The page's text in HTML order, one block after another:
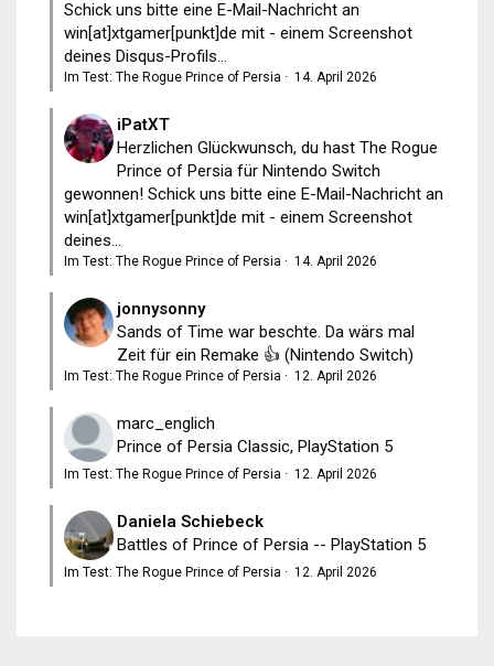
Schick uns bitte eine E-Mail-Nachricht an
win[at]xtgamer[punkt]de mit - einem Screenshot
deines Disqus-Profils...
Im Test: The Rogue Prince of Persia · 14. April 2026
iPatXT
Herzlichen Glückwunsch, du hast The Rogue
Prince of Persia für Nintendo Switch
gewonnen! Schick uns bitte eine E-Mail-Nachricht an
win[at]xtgamer[punkt]de mit - einem Screenshot
deines...
Im Test: The Rogue Prince of Persia · 14. April 2026
jonnysonny
Sands of Time war beschte. Da wärs mal
Zeit für ein Remake 👍 (Nintendo Switch)
Im Test: The Rogue Prince of Persia · 12. April 2026
marc_englich
Prince of Persia Classic, PlayStation 5
Im Test: The Rogue Prince of Persia · 12. April 2026
Daniela Schiebeck
Battles of Prince of Persia -- PlayStation 5
Im Test: The Rogue Prince of Persia · 12. April 2026